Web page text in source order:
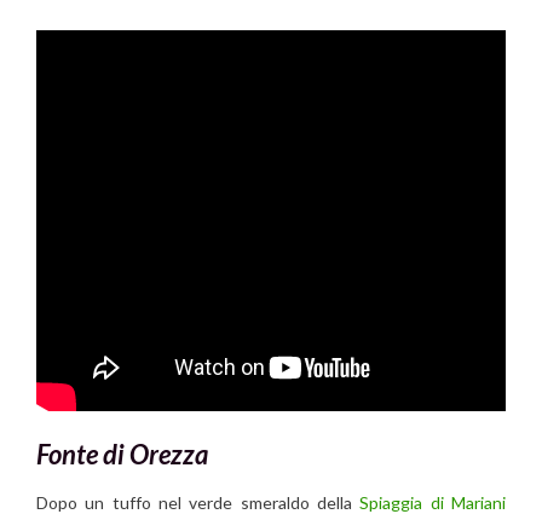
Fonte di Orezza
Dopo un tuffo nel verde smeraldo dellaSpiaggia di Mariani